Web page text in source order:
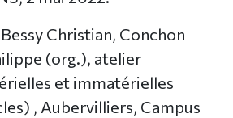
Christian, Conchon
(org.), atelier
et immatérielles
, Aubervilliers, Campus